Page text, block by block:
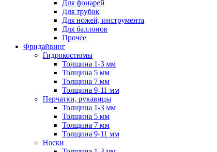
Для фонарей
Для трубок
Для ножей, инструмента
Для баллонов
Прочее
Фридайвинг
Гидрокостюмы
Толщина 1-3 мм
Толщина 5 мм
Толщина 7 мм
Толщина 9-11 мм
Перчатки, рукавицы
Толщина 1-3 мм
Толщина 5 мм
Толщина 7 мм
Толщина 9-11 мм
Носки